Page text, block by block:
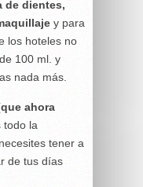
de dientes,
y para
los hoteles no
100 ml. y
nada más.
ahora
todo la
tener a
de tus días